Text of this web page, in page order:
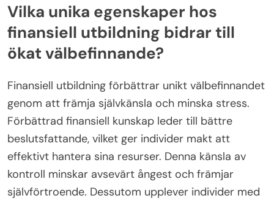
Vilka unika egenskaper hos
finansiell utbildning bidrar till
ökat välbefinnande?
Finansiell utbildning förbättrar unikt välbefinnandet
genom att främja självkänsla och minska stress.
Förbättrad finansiell kunskap leder till bättre
beslutsfattande, vilket ger individer makt att
effektivt hantera sina resurser. Denna känsla av
kontroll minskar avsevärt ångest och främjar
självförtroende. Dessutom upplever individer med